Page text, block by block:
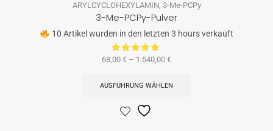
ARYLCYCLOHEXYLAMIN, 3-Me-PCPy
3-Me-PCPy-Pulver
10 Artikel wurden in den letzten 3 hours verkauft
68,00 € – 1.540,00 €
AUSFÜHRUNG WÄHLEN